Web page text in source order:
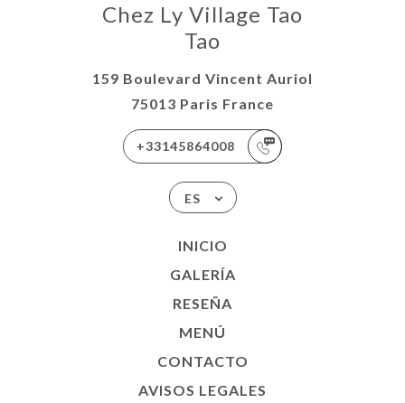
Chez Ly Village Tao
Tao
159 Boulevard Vincent Auriol
75013 Paris France
+33145864008
ES
INICIO
GALERÍA
RESEÑA
MENÚ
CONTACTO
AVISOS LEGALES